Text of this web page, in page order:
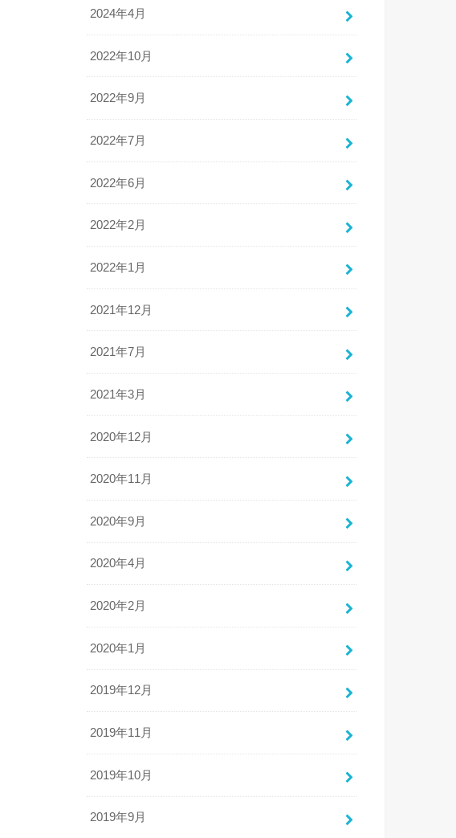
2024年4月
2022年10月
2022年9月
2022年7月
2022年6月
2022年2月
2022年1月
2021年12月
2021年7月
2021年3月
2020年12月
2020年11月
2020年9月
2020年4月
2020年2月
2020年1月
2019年12月
2019年11月
2019年10月
2019年9月